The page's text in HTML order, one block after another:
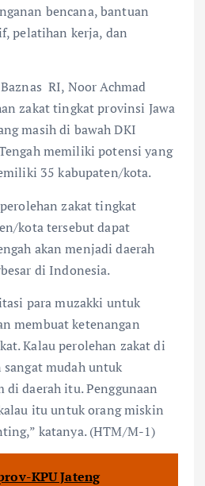
bencana, bantuan
pelatihan kerja, dan
RI, Noor Achmad
zakat tingkat provinsi Jawa
masih di bawah DKI
memiliki potensi yang
35 kabupaten/kota.
zakat tingkat
kota tersebut dapat
akan menjadi daerah
di Indonesia.
para muzakki untuk
membuat ketenangan
Kalau perolehan zakat di
sangat mudah untuk
daerah itu. Penggunaan
itu untuk orang miskin
katanya. (HTM/M-1)
KPU Jateng